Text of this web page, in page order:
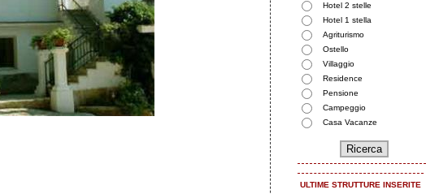
Hotel 2 stelle
Hotel 1 stella
Agriturismo
Ostello
Villaggio
Residence
Pensione
Campeggio
Casa Vacanze
ULTIME STRUTTURE INSERITE